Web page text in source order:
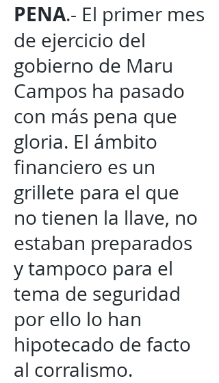
PENA.- El primer mes
de ejercicio del
gobierno de Maru
Campos ha pasado
con más pena que
gloria. El ámbito
financiero es un
grillete para el que
no tienen la llave, no
estaban preparados
y tampoco para el
tema de seguridad
por ello lo han
hipotecado de facto
al corralismo.